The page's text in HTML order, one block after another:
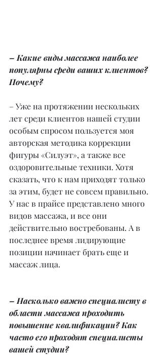
– Какие виды массажа наиболее
популярны среди ваших клиентов?
Почему?
– Уже на протяжении нескольких
лет среди клиентов нашей студии
особым спросом пользуется моя
авторская методика коррекции
фигуры «Силуэт», а также все
оздоровительные техники. Хотя
сказать, что к нам приходят только
за этим, будет не совсем правильно.
У нас в прайсе представлено много
видов массажа, и все они
действительно востребованы. А в
последнее время лидирующие
позиции начинает брать еще и
массаж лица.
– Насколько важно специалисту в
области массажа проходить
повышение квалификации? Как
часто его проходят специалисты
вашей студии?